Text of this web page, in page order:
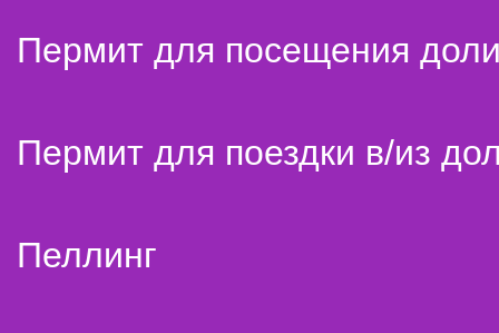
Пермит для посещения
Пермит для поездки в/из
Пеллинг